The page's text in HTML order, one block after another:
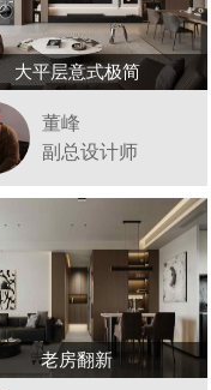
大平层意式极简
董峰
副总设计师
老房翻新